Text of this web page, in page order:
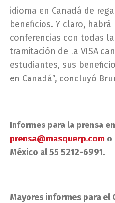
idioma en Canadá de
beneficios. Y claro, habrá
conferencias con todas
tramitación de la VISA
estudiantes, sus
en Canadá”, concluyó
Informes para la prensa
prensa@masquerp.com o
México al 55 5212-6991.
Mayores informes para el